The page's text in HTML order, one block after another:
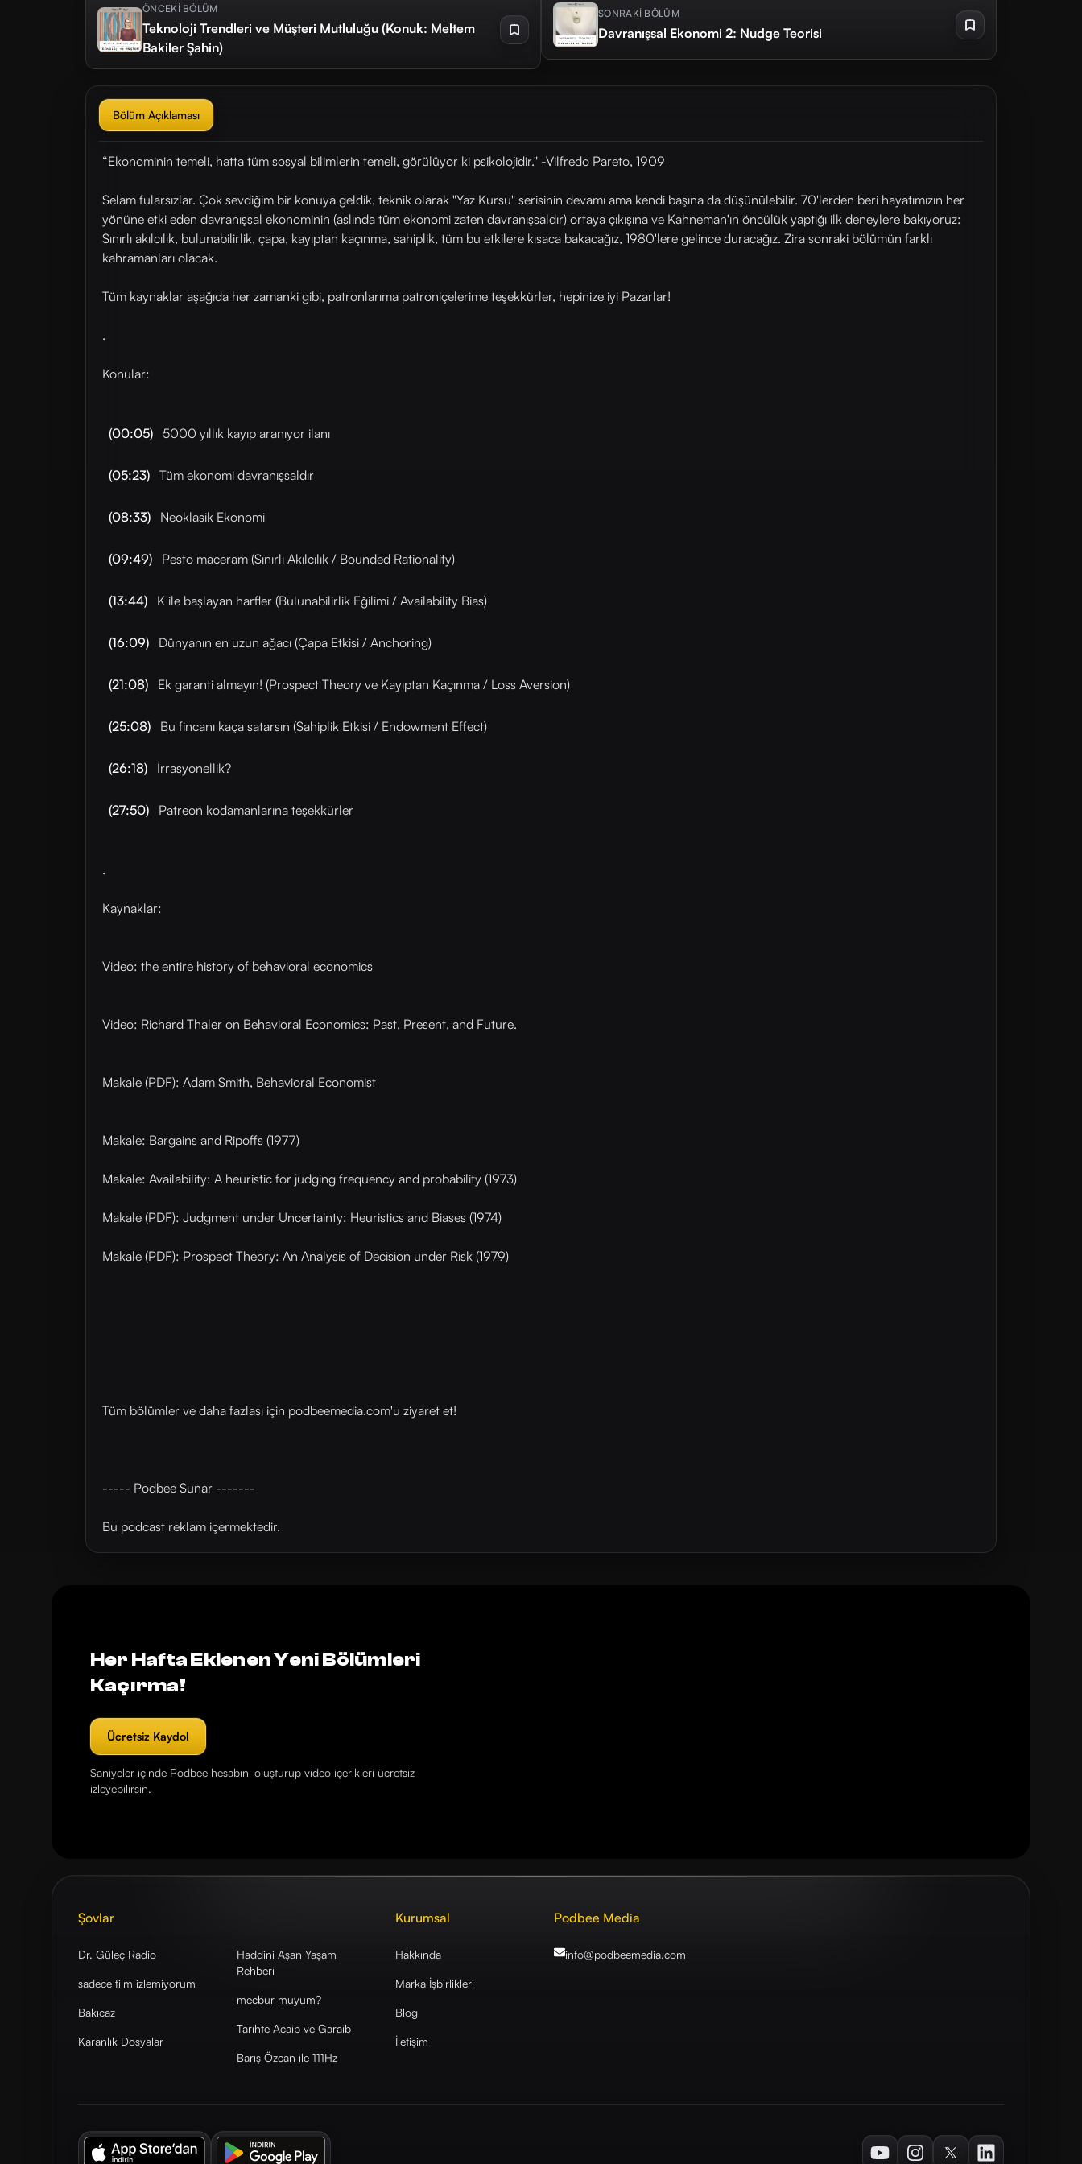
ÖNCEKİ BÖLÜM
Teknoloji Trendleri ve Müşteri Mutluluğu (Konuk: Meltem
Bakiler Şahin)
SONRAKİ BÖLÜM
Davranışsal Ekonomi 2: Nudge Teorisi
Bölüm Açıklaması
“Ekonominin temeli, hatta tüm sosyal bilimlerin temeli, görülüyor ki psikolojidir." -Vilfredo Pareto, 1909
Selam fularsızlar. Çok sevdiğim bir konuya geldik, teknik olarak "Yaz Kursu" serisinin devamı ama kendi başına da düşünülebilir. 70'lerden beri hayatımızın her
yönüne etki eden davranışsal ekonominin (aslında tüm ekonomi zaten davranışsaldır) ortaya çıkışına ve Kahneman'ın öncülük yaptığı ilk deneylere bakıyoruz:
Sınırlı akılcılık, bulunabilirlik, çapa, kayıptan kaçınma, sahiplik, tüm bu etkilere kısaca bakacağız, 1980'lere gelince duracağız. Zira sonraki bölümün farklı
kahramanları olacak.
Tüm kaynaklar aşağıda her zamanki gibi, patronlarıma patroniçelerime teşekkürler, hepinize iyi Pazarlar!
.
Konular:
(00:05) 5000 yıllık kayıp aranıyor ilanı
(05:23) Tüm ekonomi davranışsaldır
(08:33) Neoklasik Ekonomi
(09:49) Pesto maceram (Sınırlı Akılcılık / Bounded Rationality)
(13:44) K ile başlayan harfler (Bulunabilirlik Eğilimi / Availability Bias)
(16:09) Dünyanın en uzun ağacı (Çapa Etkisi / Anchoring)
(21:08) Ek garanti almayın! (Prospect Theory ve Kayıptan Kaçınma / Loss Aversion)
(25:08) Bu fincanı kaça satarsın (Sahiplik Etkisi / Endowment Effect)
(26:18) İrrasyonellik?
(27:50) Patreon kodamanlarına teşekkürler
.
Kaynaklar:
Video: the entire history of behavioral economics
Video: Richard Thaler on Behavioral Economics: Past, Present, and Future.
Makale (PDF): Adam Smith, Behavioral Economist
Makale: Bargains and Ripoffs (1977)
Makale: Availability: A heuristic for judging frequency and probability (1973)
Makale (PDF): Judgment under Uncertainty: Heuristics and Biases (1974)
Makale (PDF): Prospect Theory: An Analysis of Decision under Risk (1979)
Tüm bölümler ve daha fazlası için ⁠⁠podbeemedia.com⁠⁠'u ziyaret et!
----- Podbee Sunar -------
Bu podcast reklam içermektedir.
Her Hafta Eklenen Yeni Bölümleri
Kaçırma!
Ücretsiz Kaydol
Saniyeler içinde Podbee hesabını oluşturup video içerikleri ücretsiz
izleyebilirsin.
Şovlar
Dr. Güleç Radio
sadece film izlemiyorum
Bakıcaz
Karanlık Dosyalar
Haddini Aşan Yaşam
Rehberi
mecbur muyum?
Tarihte Acaib ve Garaib
Barış Özcan ile 111Hz
Kurumsal
Hakkında
Marka İşbirlikleri
Blog
İletişim
Podbee Media
info@podbeemedia.com